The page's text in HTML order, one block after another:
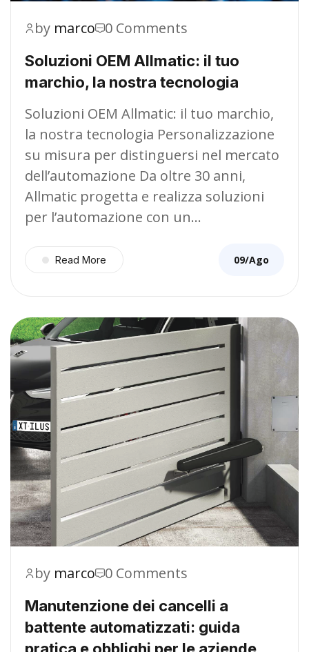
by marco 0 Comments
Soluzioni OEM Allmatic: il tuo
marchio, la nostra tecnologia
Soluzioni OEM Allmatic: il tuo marchio,
la nostra tecnologia Personalizzazione
su misura per distinguersi nel mercato
dell’automazione Da oltre 30 anni,
Allmatic progetta e realizza soluzioni
per l’automazione con un…
Read More 09/Ago
by marco 0 Comments
Manutenzione dei cancelli a
battente automatizzati: guida